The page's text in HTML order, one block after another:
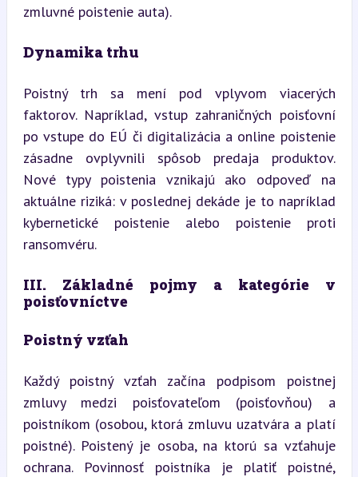
zmluvné poistenie auta).
Dynamika trhu
Poistný trh sa mení pod vplyvom viacerých
faktorov. Napríklad, vstup zahraničných poisťovní
po vstupe do EÚ či digitalizácia a online poistenie
zásadne ovplyvnili spôsob predaja produktov.
Nové typy poistenia vznikajú ako odpoveď na
aktuálne riziká: v poslednej dekáde je to napríklad
kybernetické poistenie alebo poistenie proti
ransomvéru.
III. Základné pojmy a kategórie v
poisťovníctve
Poistný vzťah
Každý poistný vzťah začína podpisom poistnej
zmluvy medzi poisťovateľom (poisťovňou) a
poistníkom (osobou, ktorá zmluvu uzatvára a platí
poistné). Poistený je osoba, na ktorú sa vzťahuje
ochrana. Povinnosť poistníka je platiť poistné,